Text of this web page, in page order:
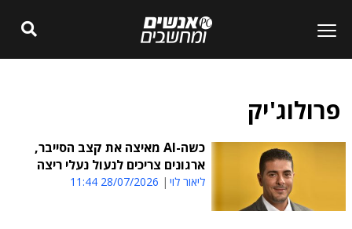
פרולוג'יק
כשה-AI מאיצה את קצב הסייבר,
ארגונים צריכים לנעול נעלי ריצה
ליאור לוי 28/07/2026 11:44